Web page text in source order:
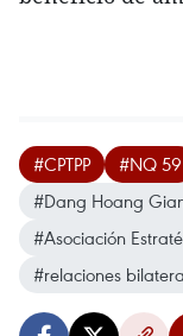
#CPTPP #NQ 59
#Dang Hoang
#Asociación
#relaciones